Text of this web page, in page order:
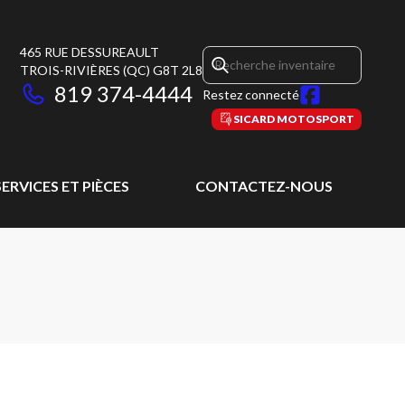
465 RUE DESSUREAULT
TROIS-RIVIÈRES (QC) G8T 2L8
819 374-4444 Restez connecté
SICARD MOTOSPORT
ET PIÈCES CONTACTEZ-NOUS